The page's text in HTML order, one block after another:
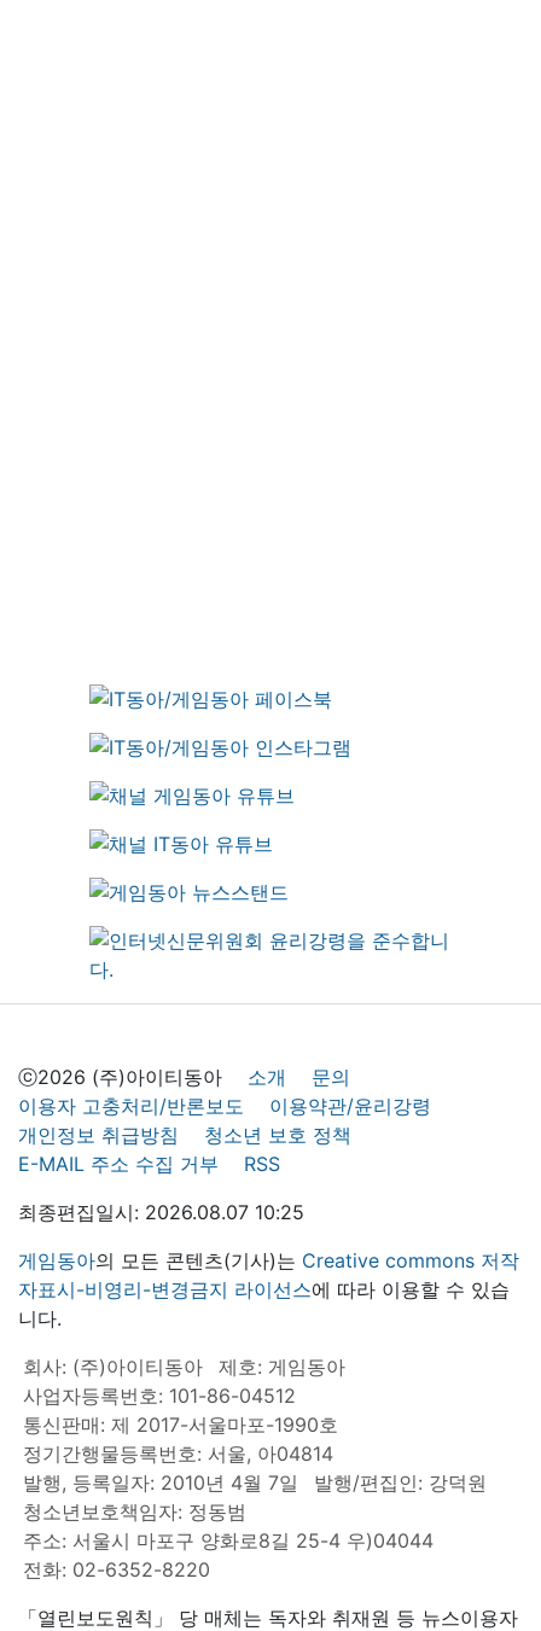
ⓒ2026 (주)아이티동아 소개
문의
이용자 고충처리/반론보도
이용약관/윤리강령
개인정보 취급방침
청소년 보호 정책
E-MAIL 주소 수집 거부
RSS
최종편집일시: 2026.08.07 10:25
게임동아의 모든 콘텐츠(기사)는 Creative commons 저작
자표시-비영리-변경금지 라이선스에 따라 이용할 수 있습
니다.
회사: (주)아이티동아
제호: 게임동아
사업자등록번호: 101-86-04512
통신판매: 제 2017-서울마포-1990호
정기간행물등록번호: 서울, 아04814
발행, 등록일자: 2010년 4월 7일
발행/편집인: 강덕원
청소년보호책임자: 정동범
주소: 서울시 마포구 양화로8길 25-4 우)04044
전화: 02-6352-8220
「열린보도원칙」 당 매체는 독자와 취재원 등 뉴스이용자